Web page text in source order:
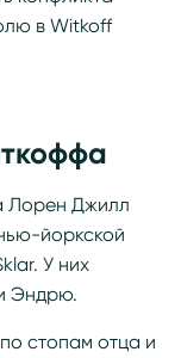
в Witkoff
Лорен Джилл
йоркской
У них
Эндрю.
стопам отца и